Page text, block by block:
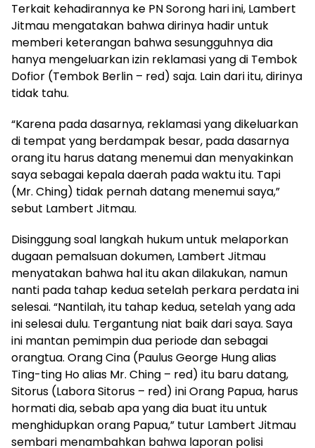
Terkait kehadirannya ke PN Sorong hari ini, Lambert
Jitmau mengatakan bahwa dirinya hadir untuk
memberi keterangan bahwa sesungguhnya dia
hanya mengeluarkan izin reklamasi yang di Tembok
Dofior (Tembok Berlin – red) saja. Lain dari itu, dirinya
tidak tahu.
“Karena pada dasarnya, reklamasi yang dikeluarkan
di tempat yang berdampak besar, pada dasarnya
orang itu harus datang menemui dan menyakinkan
saya sebagai kepala daerah pada waktu itu. Tapi
(Mr. Ching) tidak pernah datang menemui saya,”
sebut Lambert Jitmau.
Disinggung soal langkah hukum untuk melaporkan
dugaan pemalsuan dokumen, Lambert Jitmau
menyatakan bahwa hal itu akan dilakukan, namun
nanti pada tahap kedua setelah perkara perdata ini
selesai. “Nantilah, itu tahap kedua, setelah yang ada
ini selesai dulu. Tergantung niat baik dari saya. Saya
ini mantan pemimpin dua periode dan sebagai
orangtua. Orang Cina (Paulus George Hung alias
Ting-ting Ho alias Mr. Ching – red) itu baru datang,
Sitorus (Labora Sitorus – red) ini Orang Papua, harus
hormati dia, sebab apa yang dia buat itu untuk
menghidupkan orang Papua,” tutur Lambert Jitmau
sembari menambahkan bahwa laporan polisi